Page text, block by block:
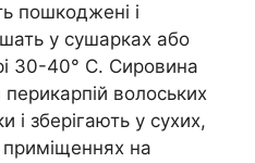
пошкоджені і
у сушарках або
30-40° C. Сировина
волоських
і зберігають у сухих,
на